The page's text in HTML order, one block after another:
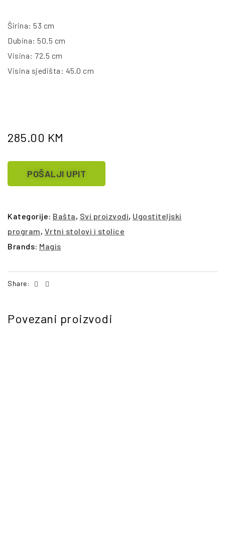
Širina: 53 cm
Dubina: 50.5 cm
Visina: 72.5 cm
Visina sjedišta: 45.0 cm
285.00 KM
POŠALJI UPIT
Kategorije: Bašta, Svi proizvodi, Ugostiteljski
program, Vrtni stolovi i stolice
Brands: Magis
Share: Facebook
Povezani proizvodi